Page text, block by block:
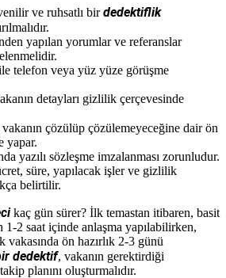
ve ruhsatlı birdedektiflik
yapılan yorumlar ve referanslar
telefon veya yüz yüze görüşme
detayları gizlilik çerçevesinde
vakanın çözülüp çözülemeyeceğine dair ön
yapar.
yazılı sözleşme imzalanması zorunludur.
süre, yapılacak işler ve gizlilik
belirtilir.
kaç gün sürer? İlk temastan itibaren, basit
1-2 saat içinde anlaşma yapılabilirken,
vakasında ön hazırlık 2-3 günü
dedektif, vakanın gerektirdiği
planını oluşturmalıdır.